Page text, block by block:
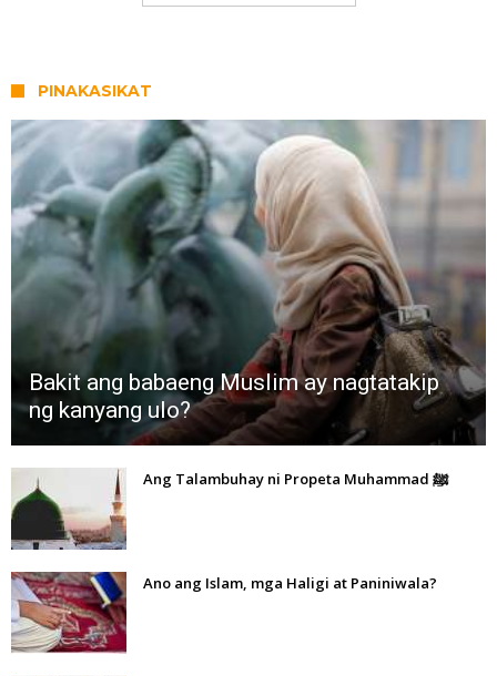
PINAKASIKAT
Bakit ang babaeng Muslim ay nagtatakip
ng kanyang ulo?
Ang Talambuhay ni Propeta Muhammad ﷺ
Ano ang Islam, mga Haligi at Paniniwala?